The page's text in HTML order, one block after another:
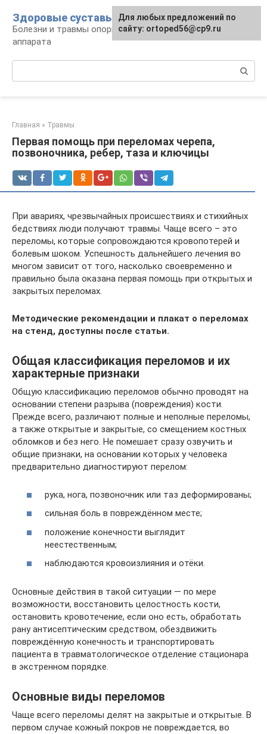
контенту
Здоровые суставы
Болезни и травмы опорно-двигательного
аппарата
Главная » Травмы
Первая помощь при переломах черепа,
позвоночника, ребер, таза и ключицы
При авариях, чрезвычайных происшествиях и стихийных
бедствиях люди получают травмы. Чаще всего – это
переломы, которые сопровождаются кровопотерей и
болевым шоком. Успешность дальнейшего лечения во
многом зависит от того, насколько своевременно и
правильно была оказана первая помощь при открытых и
закрытых переломах.
Методические рекомендации и плакат о переломах
на стенд, доступны после статьи.
Общая классификация переломов и их
характерные признаки
Общую классификацию переломов обычно проводят на
основании степени разрыва (повреждения) кости.
Прежде всего, различают полные и неполные переломы,
а также открытые и закрытые, со смещением костных
обломков и без него. Не помешает сразу озвучить и
общие признаки, на основании которых у человека
предварительно диагностируют перелом:
рука, нога, позвоночник или таз деформированы;
сильная боль в повреждённом месте;
положение конечности выглядит
неестественным;
наблюдаются кровоизлияния и отёки.
Основные действия в такой ситуации — по мере
возможности, восстановить целостность кости,
остановить кровотечение, если оно есть, обработать
рану антисептическим средством, обездвижить
повреждённую конечность и транспортировать
пациента в травматологическое отделение стационара
в экстренном порядке.
Основные виды переломов
Чаще всего переломы делят на закрытые и открытые. В
первом случае кожный покров не повреждается, во
Для любых предложений по
сайту: ortoped56@cp9.ru